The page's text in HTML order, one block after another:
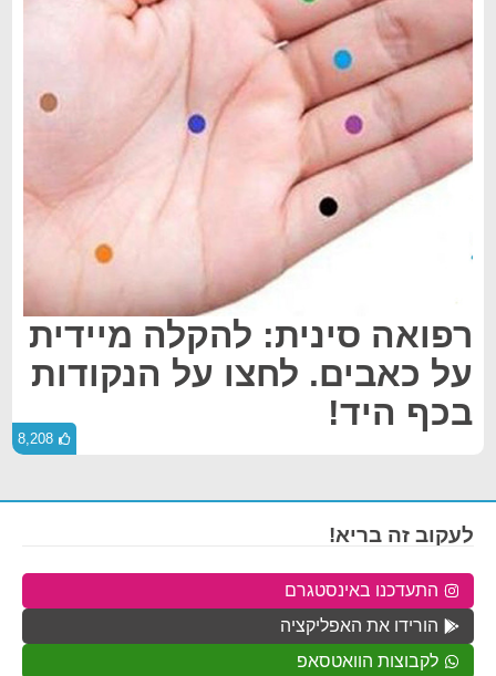
רפואה סינית: להקלה מיידית
על כאבים. לחצו על הנקודות
בכף היד!
8,208
לעקוב זה בריא!
התעדכנו באינסטגרם
הורידו את האפליקציה
לקבוצות הוואטסאפ